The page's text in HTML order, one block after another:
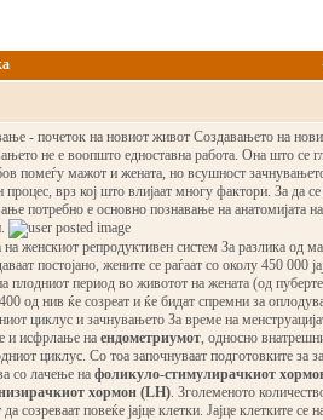
- почеток на новиот живот Создавањето на
не е воопшто едноставна работа. Она што се
помеѓу мажот и жената, но всушност
процес, врз кој што влијаат многу фактори. За да се
потребно е основно познавање на анатомијата
на женскиот репродуктивен систем За разлика од
постојано, жените се раѓаат со околу 450 000
плодниот период во животот на жената (од
од нив ќе созреат и ќе бидат спремни за
циклус и зачнувањето За време на
и исфрлање на ендометриумот, односно
циклус. Со тоа започнуваат подготовките за
со лачење на фоликуло-стимулирачкиот
хормон (LH). Зголеменото
созреваат повеќе јајце клетки. Јајце клетките се